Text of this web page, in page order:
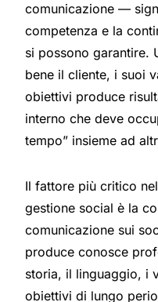
comunicazione —
competenza e la
si possono garantire.
bene il cliente, i suoi
obiettivi produce
interno che deve
tempo” insieme ad
Il fattore più critico
gestione social è la
comunicazione sui
produce conosce
storia, il linguaggio, i
obiettivi di lungo